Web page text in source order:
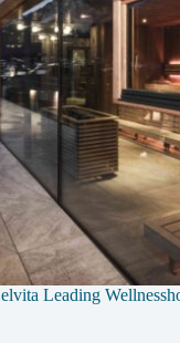
Leading